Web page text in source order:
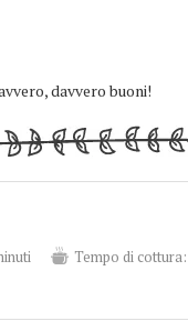
davvero buoni!
Tempo di cottura: